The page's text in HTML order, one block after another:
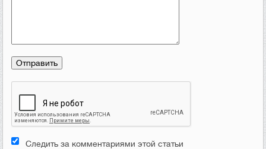
Следить за комментариями этой статьи